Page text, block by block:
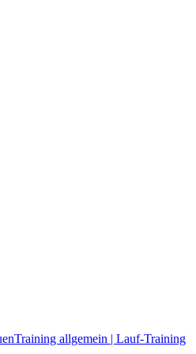
Training allgemein | Lauf-Training